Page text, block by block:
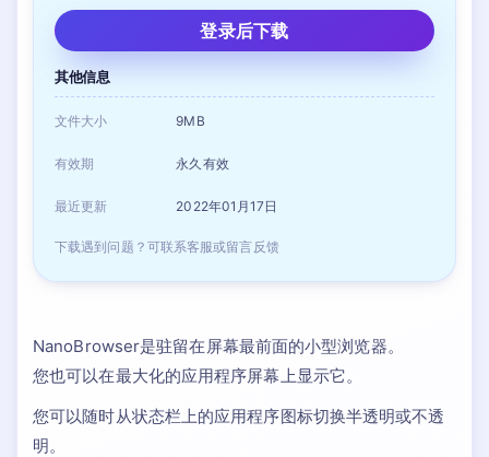
登录后下载
其他信息
文件大小 9MB
有效期 永久有效
最近更新 2022年01月17日
下载遇到问题？可联系客服或留言反馈
NanoBrowser是驻留在屏幕最前面的小型浏览器。
您也可以在最大化的应用程序屏幕上显示它。
您可以随时从状态栏上的应用程序图标切换半透明或不透
明。